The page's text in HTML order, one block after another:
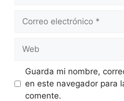
electrónico
Guarda mi nombre,
en este navegador para
comente.